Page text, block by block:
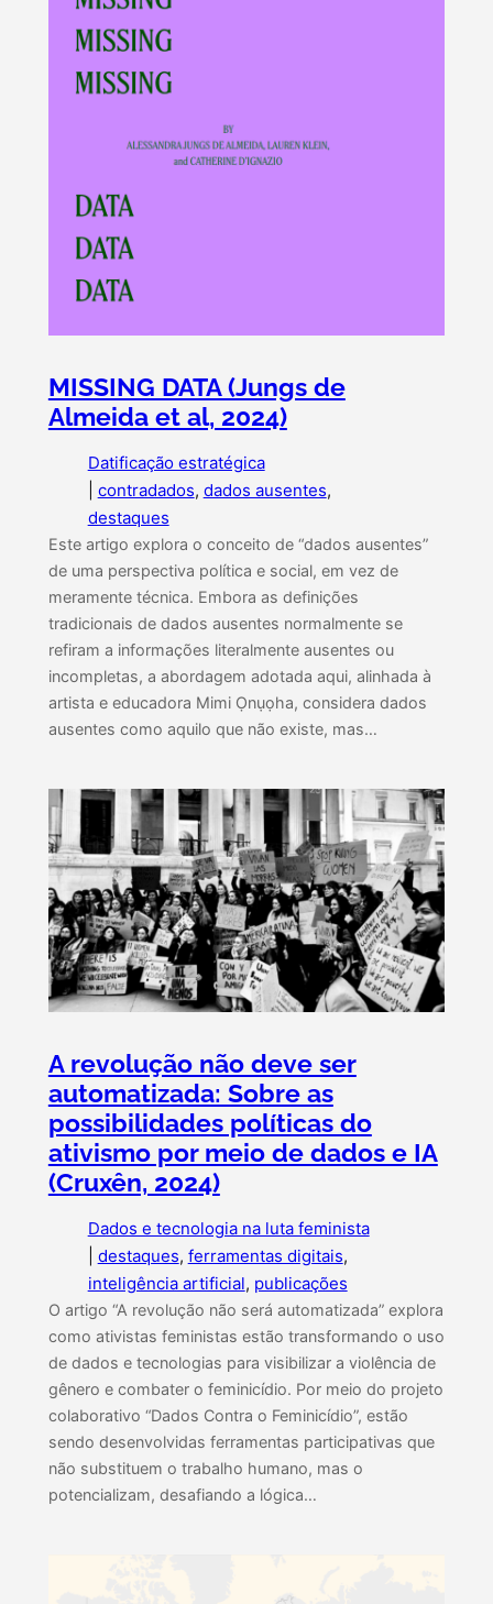
MISSING DATA (Jungs de
Almeida et al, 2024)
Datificação estratégica
contradados, dados ausentes
destaques
Este artigo explora o conceito de “dados ausentes”
de uma perspectiva política e social, em vez de
meramente técnica. Embora as definições
tradicionais de dados ausentes normalmente se
refiram a informações literalmente ausentes ou
incompletas, a abordagem adotada aqui, alinhada à
artista e educadora Mimi Ọnụọha, considera dados
ausentes como aquilo que não existe, mas…
A revolução não deve ser
automatizada: Sobre as
possibilidades políticas do
ativismo por meio de dados e IA
(Cruxên, 2024)
Dados e tecnologia na luta feminista
destaques, ferramentas digitais
inteligência artificial, publicações
O artigo “A revolução não será automatizada” explora
como ativistas feministas estão transformando o uso
de dados e tecnologias para visibilizar a violência de
gênero e combater o feminicídio. Por meio do projeto
colaborativo “Dados Contra o Feminicídio”, estão
sendo desenvolvidas ferramentas participativas que
não substituem o trabalho humano, mas o
potencializam, desafiando a lógica…